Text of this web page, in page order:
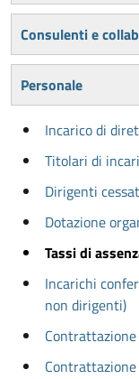
Consulenti e
Personale
Incarico di
Titolari di
Dirigenti
Dotazione
Tassi di
Incarichi
non dirigenti)